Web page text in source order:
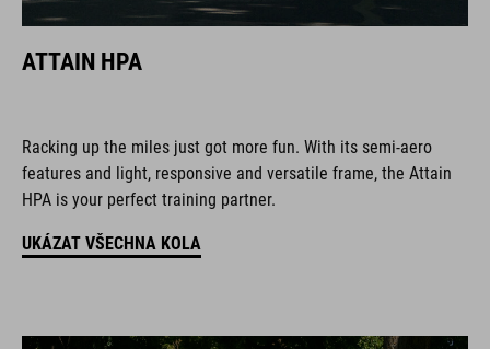
ATTAIN HPA
Racking up the miles just got more fun. With its semi-aero
features and light, responsive and versatile frame, the Attain
HPA is your perfect training partner.
UKÁZAT VŠECHNA KOLA